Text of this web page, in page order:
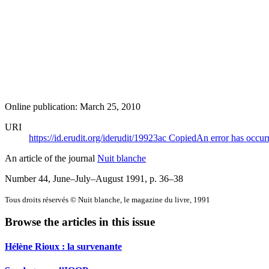
Online publication: March 25, 2010
URI
https://id.erudit.org/iderudit/19923ac CopiedAn error has
An article of the journal Nuit blanche
Number 44, June–July–August 1991 , p. 36–38
Tous droits réservés © Nuit blanche, le magazine du livre, 1991
Browse the articles in this issue
Hélène Rioux : la survenante